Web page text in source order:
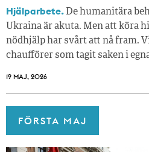
Hjälparbete. De humanitära
Ukraina är akuta. Men att köra
nödhjälp har svårt att nå fram.
chaufförer som tagit saken i
19 MAJ, 2026
FÖRSTA MAJ